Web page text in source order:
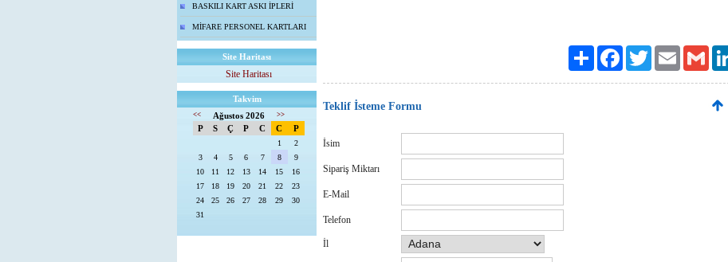
BASKILI KART ASKI İPLERİ
MİFARE PERSONEL KARTLARI
Site Haritası
Site Haritası
Takvim
<< Ağustos 2026 >>
P S Ç P C C P
1
2
3
4 5 6 7 8
9
10
11 12 13 14 15
16
17
18 19 20 21 22
23
24
25 26 27 28 29
30
31
Paylaş FacebookTwitter Email Gmail
Teklif İsteme Formu
İsim
Sipariş Miktarı
E-Mail
Telefon
İl